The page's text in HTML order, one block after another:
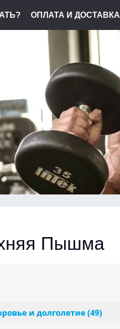
ОПЛАТА И ДОСТАВКА
Пышма